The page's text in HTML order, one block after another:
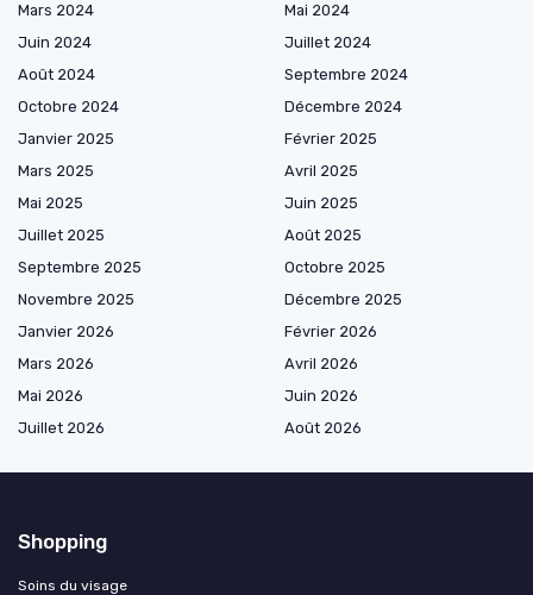
Mars 2024
Mai 2024
Juin 2024
Juillet 2024
Août 2024
Septembre 2024
Octobre 2024
Décembre 2024
Janvier 2025
Février 2025
Mars 2025
Avril 2025
Mai 2025
Juin 2025
Juillet 2025
Août 2025
Septembre 2025
Octobre 2025
Novembre 2025
Décembre 2025
Janvier 2026
Février 2026
Mars 2026
Avril 2026
Mai 2026
Juin 2026
Juillet 2026
Août 2026
Shopping
Soins du visage